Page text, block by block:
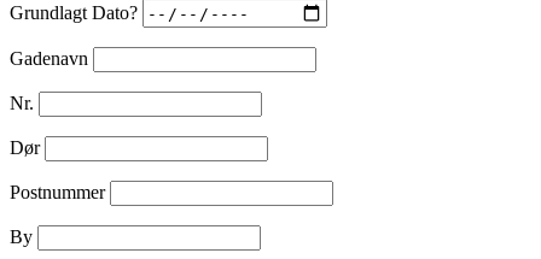
Grundlagt Dato?
Gadenavn
Nr.
Dør
Postnummer
By